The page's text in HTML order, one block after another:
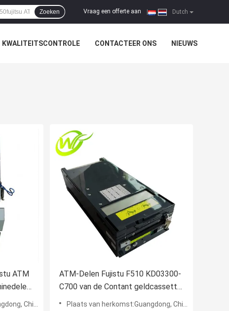
Dutch
Vraag een offerte aan
Zoeken
KWALITEITSCONTROLE CONTACTEER ONS NIEUWS
ATM
China
ATM-Delen Fujistu F510 KD03300-
C700 van de Contant geldcassette
ATMPlaats van herkomst:Guangdong, China